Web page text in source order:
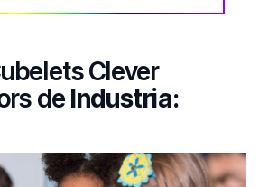
Clever
de Industria: